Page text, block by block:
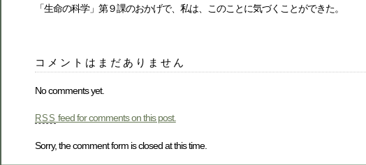
「生命の科学」第９課のおかげで、私は、このことに気づくことができた。
コメントはまだありません
No comments yet.
RSS feed for comments on this post.
Sorry, the comment form is closed at this time.